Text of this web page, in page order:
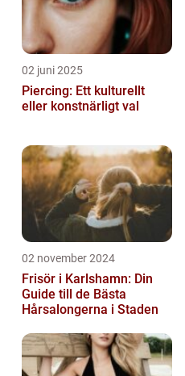
02 juni 2025
Piercing: Ett kulturellt
eller konstnärligt val
02 november 2024
Frisör i Karlshamn: Din
Guide till de Bästa
Hårsalongerna i Staden